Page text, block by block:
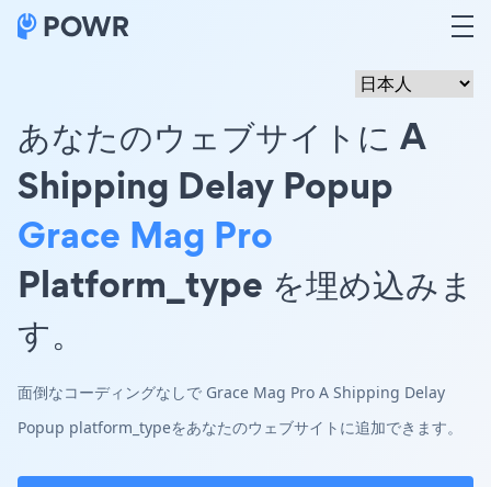
あなたのウェブサイトに A
Shipping Delay Popup
Grace Mag Pro
Platform_type を埋め込みま
す。
面倒なコーディングなしで Grace Mag Pro A Shipping Delay
Popup platform_typeをあなたのウェブサイトに追加できます。